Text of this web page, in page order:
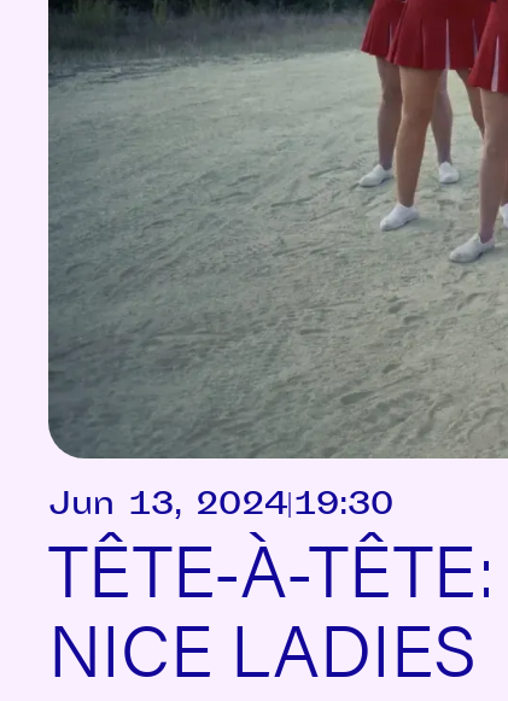
Jun 13, 2024|19:30
TÊTE-À-
NICE LADIES